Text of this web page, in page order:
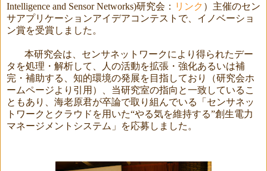
Intelligence and Sensor Networks)研究会： リンク ）主催のセン
サアプリケーションアイデアコンテストで、イノベーショ
ン賞を受賞しました。
本研究会は、センサネットワークにより得られたデー
タを処理・解析して、人の活動を拡張・強化あるいは補
完・補助する、知的環境の発展を目指しており（研究会ホ
ームページより引用）、当研究室の指向と一致しているこ
ともあり、海老原君が卒論で取り組んでいる「センサネッ
トワークとクラウドを用いた“やる気を維持する”創生電力
マネージメントシステム」を応募しました。